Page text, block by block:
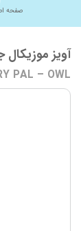
صفحه
آویز موزیکال
PAL – OWL